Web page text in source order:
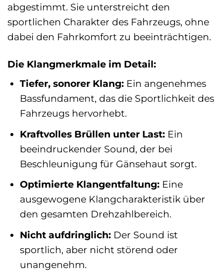
abgestimmt. Sie unterstreicht den
sportlichen Charakter des Fahrzeugs, ohne
dabei den Fahrkomfort zu beeinträchtigen.
Die Klangmerkmale im Detail:
Tiefer, sonorer Klang:Ein angenehmes
Bassfundament, das die Sportlichkeit des
Fahrzeugs hervorhebt.
Kraftvolles Brüllen unter Last:Ein
beeindruckender Sound, der bei
Beschleunigung für Gänsehaut sorgt.
Optimierte Klangentfaltung:Eine
ausgewogene Klangcharakteristik über
den gesamten Drehzahlbereich.
Nicht aufdringlich:Der Sound ist
sportlich, aber nicht störend oder
unangenehm.